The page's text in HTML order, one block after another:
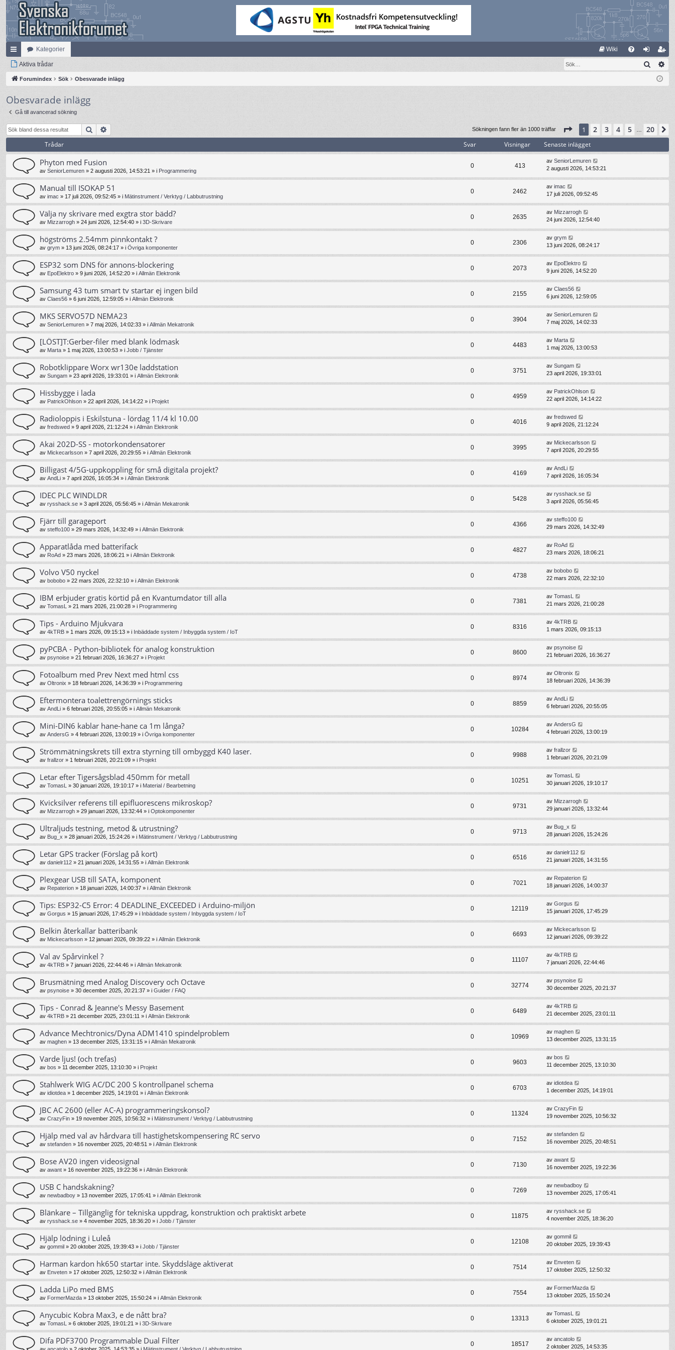
na
bb
lä
nk
ar
Kategorier Wiki
og li
m
m
Aktiva trådar Sök
Forumindex Sök Obesvarade inlägg
Obesvarade inlägg
Gå till avancerad sökning
Sök Sökningen fann fler än 1000 träffar Sida av20
1 2 3 4 5 … 20
Trådar Svar Visningar Senaste inlägget
Phyton med Fusion
av SeniorLemuren » 2 augusti 2026, 14:53:21 » i Programmering
0 413
av SeniorLemuren
2 augusti 2026, 14:53:21
Manual till ISOKAP 51
av imac » 17 juli 2026, 09:52:45 » i Mätinstrument / Verktyg / Labbutrustning
0 2462
av imac
17 juli 2026, 09:52:45
Välja ny skrivare med exgtra stor bädd?
av Mizzarrogh » 24 juni 2026, 12:54:40 » i 3D-Skrivare
0 2635
av Mizzarrogh
24 juni 2026, 12:54:40
högströms 2.54mm pinnkontakt ?
av grym » 13 juni 2026, 08:24:17 » i Övriga komponenter
0 2306
av grym
13 juni 2026, 08:24:17
ESP32 som DNS för annons-blockering
av EpoElektro » 9 juni 2026, 14:52:20 » i Allmän Elektronik
0 2073
av EpoElektro
9 juni 2026, 14:52:20
Samsung 43 tum smart tv startar ej ingen bild
av Claes56 » 6 juni 2026, 12:59:05 » i Allmän Elektronik
0 2155
av Claes56
6 juni 2026, 12:59:05
MKS SERVO57D NEMA23
av SeniorLemuren » 7 maj 2026, 14:02:33 » i Allmän Mekatronik
0 3904
av SeniorLemuren
7 maj 2026, 14:02:33
[LÖST]T:Gerber-filer med blank lödmask
av Marta » 1 maj 2026, 13:00:53 » i Jobb / Tjänster
0 4483
av Marta
1 maj 2026, 13:00:53
Robotklippare Worx wr130e laddstation
av Sungam » 23 april 2026, 19:33:01 » i Allmän Elektronik
0 3751
av Sungam
23 april 2026, 19:33:01
Hissbygge i lada
av PatrickOhlson » 22 april 2026, 14:14:22 » i Projekt
0 4959
av PatrickOhlson
22 april 2026, 14:14:22
Radioloppis i Eskilstuna - lördag 11/4 kl 10.00
av fredswed » 9 april 2026, 21:12:24 » i Allmän Elektronik
0 4016
av fredswed
9 april 2026, 21:12:24
Akai 202D-SS - motorkondensatorer
av Mickecarlsson » 7 april 2026, 20:29:55 » i Allmän Elektronik
0 3995
av Mickecarlsson
7 april 2026, 20:29:55
Billigast 4/5G-uppkoppling för små digitala projekt?
av AndLi » 7 april 2026, 16:05:34 » i Allmän Elektronik
0 4169
av AndLi
7 april 2026, 16:05:34
IDEC PLC WINDLDR
av rysshack.se » 3 april 2026, 05:56:45 » i Allmän Mekatronik
0 5428
av rysshack.se
3 april 2026, 05:56:45
Fjärr till garageport
av steffo100 » 29 mars 2026, 14:32:49 » i Allmän Elektronik
0 4366
av steffo100
29 mars 2026, 14:32:49
Apparatlåda med batterifack
av RoAd » 23 mars 2026, 18:06:21 » i Allmän Elektronik
0 4827
av RoAd
23 mars 2026, 18:06:21
Volvo V50 nyckel
av bobobo » 22 mars 2026, 22:32:10 » i Allmän Elektronik
0 4738
av bobobo
22 mars 2026, 22:32:10
IBM erbjuder gratis körtid på en Kvantumdator till alla
av TomasL » 21 mars 2026, 21:00:28 » i Programmering
0 7381
av TomasL
21 mars 2026, 21:00:28
Tips - Arduino Mjukvara
av 4kTRB » 1 mars 2026, 09:15:13 » i Inbäddade system / Inbyggda system / IoT
0 8316
av 4kTRB
1 mars 2026, 09:15:13
pyPCBA - Python-bibliotek för analog konstruktion
av psynoise » 21 februari 2026, 16:36:27 » i Projekt
0 8600
av psynoise
21 februari 2026, 16:36:27
Fotoalbum med Prev Next med html css
av Oltronix » 18 februari 2026, 14:36:39 » i Programmering
0 8974
av Oltronix
18 februari 2026, 14:36:39
Eftermontera toalettrengörnings sticks
av AndLi » 6 februari 2026, 20:55:05 » i Allmän Mekatronik
0 8859
av AndLi
6 februari 2026, 20:55:05
Mini-DIN6 kablar hane-hane ca 1m långa?
av AndersG » 4 februari 2026, 13:00:19 » i Övriga komponenter
0 10284
av AndersG
4 februari 2026, 13:00:19
Strömmätningskrets till extra styrning till ombyggd K40 laser.
av frallzor » 1 februari 2026, 20:21:09 » i Projekt
0 9988
av frallzor
1 februari 2026, 20:21:09
Letar efter Tigersågsblad 450mm för metall
av TomasL » 30 januari 2026, 19:10:17 » i Material / Bearbetning
0 10251
av TomasL
30 januari 2026, 19:10:17
Kvicksilver referens till epifluorescens mikroskop?
av Mizzarrogh » 29 januari 2026, 13:32:44 » i Optokomponenter
0 9731
av Mizzarrogh
29 januari 2026, 13:32:44
Ultraljuds testning, metod & utrustning?
av Bug_x » 28 januari 2026, 15:24:26 » i Mätinstrument / Verktyg / Labbutrustning
0 9713
av Bug_x
28 januari 2026, 15:24:26
Letar GPS tracker (Förslag på kort)
av danielr112 » 21 januari 2026, 14:31:55 » i Allmän Elektronik
0 6516
av danielr112
21 januari 2026, 14:31:55
Plexgear USB till SATA, komponent
av Repaterion » 18 januari 2026, 14:00:37 » i Allmän Elektronik
0 7021
av Repaterion
18 januari 2026, 14:00:37
Tips: ESP32-C5 Error: 4 DEADLINE_EXCEEDED i Arduino-miljön
av Gorgus » 15 januari 2026, 17:45:29 » i Inbäddade system / Inbyggda system / IoT
0 12119
av Gorgus
15 januari 2026, 17:45:29
Belkin återkallar batteribank
av Mickecarlsson » 12 januari 2026, 09:39:22 » i Allmän Elektronik
0 6693
av Mickecarlsson
12 januari 2026, 09:39:22
Val av Spårvinkel ?
av 4kTRB » 7 januari 2026, 22:44:46 » i Allmän Mekatronik
0 11107
av 4kTRB
7 januari 2026, 22:44:46
Brusmätning med Analog Discovery och Octave
av psynoise » 30 december 2025, 20:21:37 » i Guider / FAQ
0 32774
av psynoise
30 december 2025, 20:21:37
Tips - Conrad & Jeanne's Messy Basement
av 4kTRB » 21 december 2025, 23:01:11 » i Allmän Elektronik
0 6489
av 4kTRB
21 december 2025, 23:01:11
Advance Mechtronics/Dyna ADM1410 spindelproblem
av maghen » 13 december 2025, 13:31:15 » i Allmän Mekatronik
0 10969
av maghen
13 december 2025, 13:31:15
Varde ljus! (och trefas)
av bos » 11 december 2025, 13:10:30 » i Projekt
0 9603
av bos
11 december 2025, 13:10:30
Stahlwerk WIG AC/DC 200 S kontrollpanel schema
av idiotdea » 1 december 2025, 14:19:01 » i Allmän Elektronik
0 6703
av idiotdea
1 december 2025, 14:19:01
JBC AC 2600 (eller AC-A) programmeringskonsol?
av CrazyFin » 19 november 2025, 10:56:32 » i Mätinstrument / Verktyg / Labbutrustning
0 11324
av CrazyFin
19 november 2025, 10:56:32
Hjälp med val av hårdvara till hastighetskompensering RC servo
av stefanden » 16 november 2025, 20:48:51 » i Allmän Elektronik
0 7152
av stefanden
16 november 2025, 20:48:51
Bose AV20 ingen videosignal
av awant » 16 november 2025, 19:22:36 » i Allmän Elektronik
0 7130
av awant
16 november 2025, 19:22:36
USB C handskakning?
av newbadboy » 13 november 2025, 17:05:41 » i Allmän Elektronik
0 7269
av newbadboy
13 november 2025, 17:05:41
Blänkare – Tillgänglig för tekniska uppdrag, konstruktion och praktiskt arbete
av rysshack.se » 4 november 2025, 18:36:20 » i Jobb / Tjänster
0 11875
av rysshack.se
4 november 2025, 18:36:20
Hjälp lödning i Luleå
av gommil » 20 oktober 2025, 19:39:43 » i Jobb / Tjänster
0 12108
av gommil
20 oktober 2025, 19:39:43
Harman kardon hk650 startar inte. Skyddsläge aktiverat
av Enveten » 17 oktober 2025, 12:50:32 » i Allmän Elektronik
0 7514
av Enveten
17 oktober 2025, 12:50:32
Ladda LiPo med BMS
av FormerMazda » 13 oktober 2025, 15:50:24 » i Allmän Elektronik
0 7554
av FormerMazda
13 oktober 2025, 15:50:24
Anycubic Kobra Max3, e de nått bra?
av TomasL » 6 oktober 2025, 19:01:21 » i 3D-Skrivare
0 13313
av TomasL
6 oktober 2025, 19:01:21
Difa PDF3700 Programmable Dual Filter 0 18517
av ancatolo
2 oktober 2025, 14:53:35